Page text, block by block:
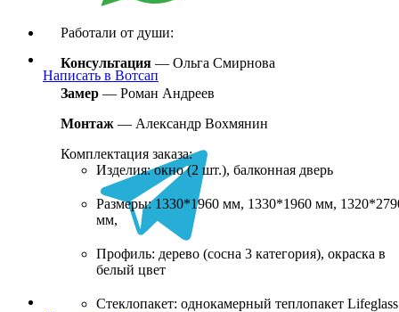
Написать в Вотсап
Работали от души:
Консультация — Ольга Смирнова
Замер — Роман Андреев
Монтаж — Александр Вохмянин
Комплектация заказа:
Изделия: окно (2 шт.), балконная дверь
Размеры: 1330*1960 мм, 1330*1960 мм,
мм,
Профиль: дерево (сосна 3 категория), окраска в
белый цвет
Стеклопакет: однокамерный теплопакет Lifeglass